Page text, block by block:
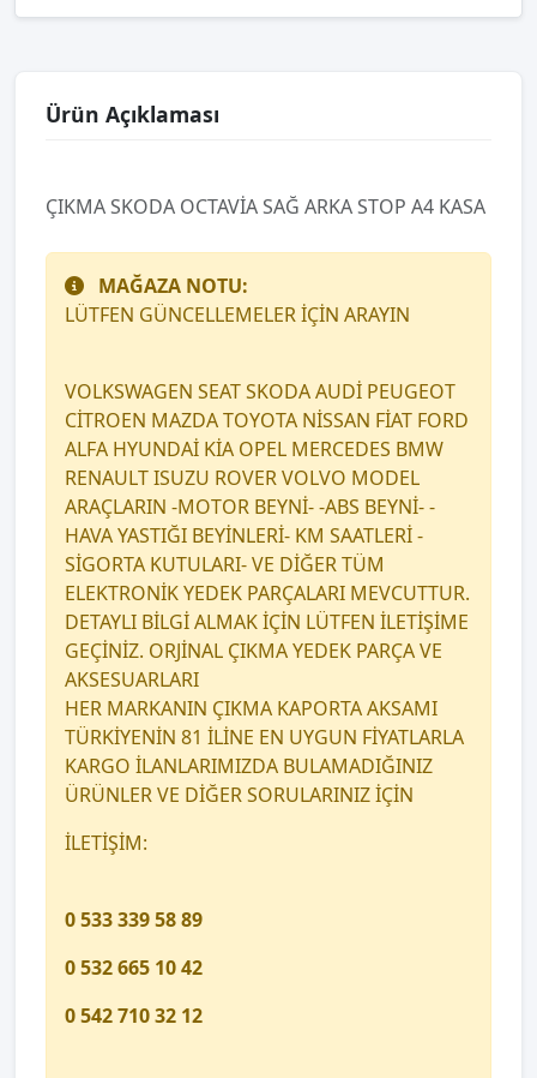
Ürün Açıklaması
ÇIKMA SKODA OCTAVİA SAĞ ARKA STOP A4 KASA
MAĞAZA NOTU:
LÜTFEN GÜNCELLEMELER İÇİN ARAYIN
VOLKSWAGEN SEAT SKODA AUDİ PEUGEOT
CİTROEN MAZDA TOYOTA NİSSAN FİAT FORD
ALFA HYUNDAİ KİA OPEL MERCEDES BMW
RENAULT ISUZU ROVER VOLVO MODEL
ARAÇLARIN -MOTOR BEYNİ- -ABS BEYNİ- -
HAVA YASTIĞI BEYİNLERİ- KM SAATLERİ -
SİGORTA KUTULARI- VE DİĞER TÜM
ELEKTRONİK YEDEK PARÇALARI MEVCUTTUR.
DETAYLI BİLGİ ALMAK İÇİN LÜTFEN İLETİŞİME
GEÇİNİZ. ORJİNAL ÇIKMA YEDEK PARÇA VE
AKSESUARLARI
HER MARKANIN ÇIKMA KAPORTA AKSAMI
TÜRKİYENİN 81 İLİNE EN UYGUN FİYATLARLA
KARGO İLANLARIMIZDA BULAMADIĞINIZ
ÜRÜNLER VE DİĞER SORULARINIZ İÇİN
İLETİŞİM:
0 533 339 58 89
0 532 665 10 42
0 542 710 32 12